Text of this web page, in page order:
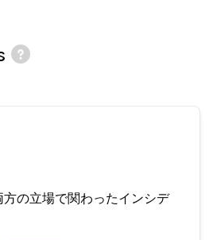
の立場で関わったインシデ